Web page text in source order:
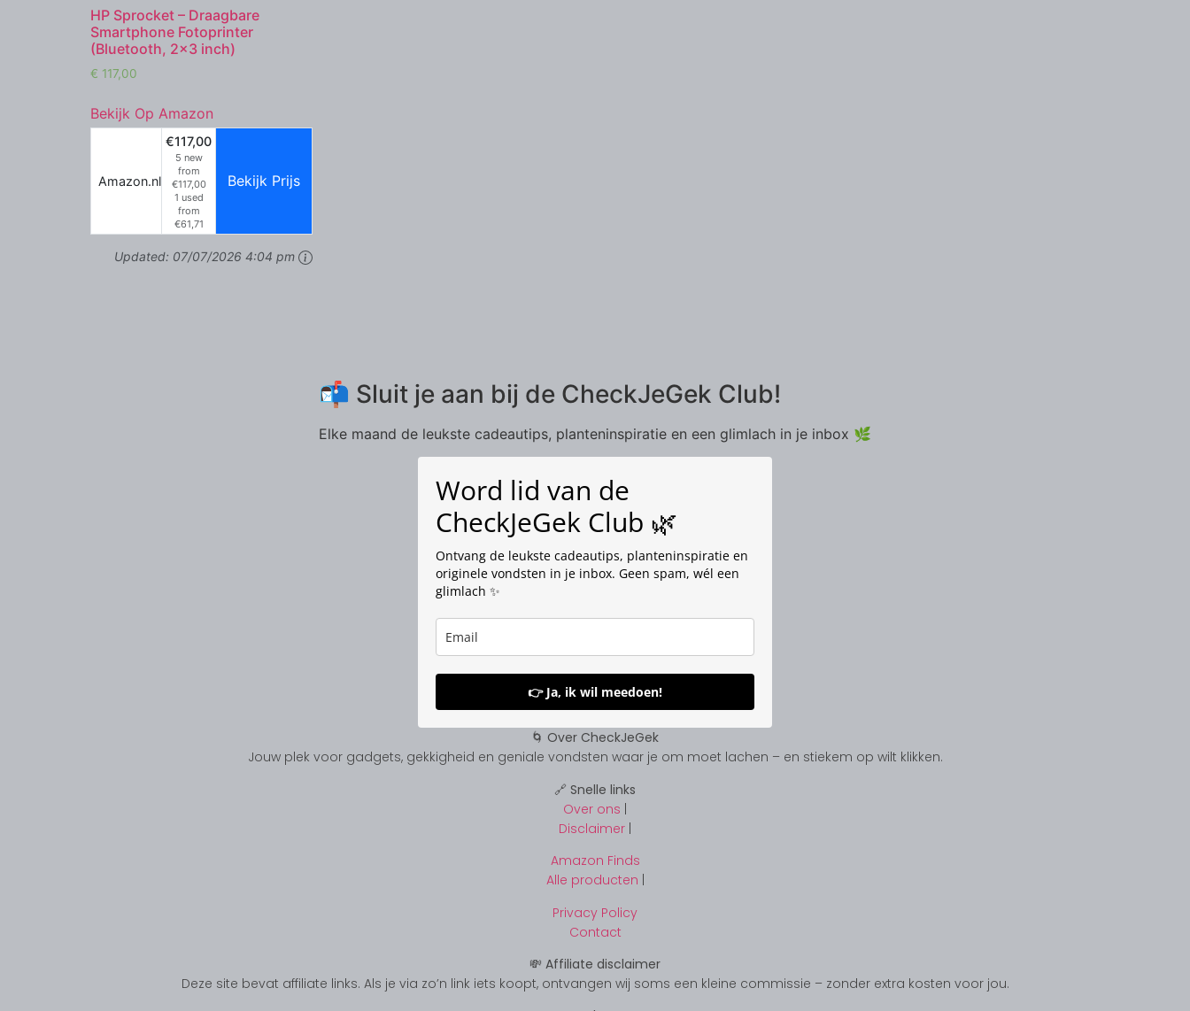
HP Sprocket – Draagbare
Smartphone Fotoprinter
(Bluetooth, 2×3 inch)
€ 117,00
Bekijk Op Amazon
Amazon.nl
€117,00
5 new
from
€117,00
1 used
from
€61,71
Bekijk Prijs
Updated: 07/07/2026 4:04 pm
📬 Sluit je aan bij de CheckJeGek Club!
Elke maand de leukste cadeautips, planteninspiratie en een glimlach in je inbox 🌿
Word lid van de
CheckJeGek Club 🌿
Ontvang de leukste cadeautips, planteninspiratie en
originele vondsten in je inbox. Geen spam, wél een
glimlach ✨
👉 Ja, ik wil meedoen!
🌀 Over CheckJeGek
Jouw plek voor gadgets, gekkigheid en geniale vondsten waar je om moet lachen – en stiekem op wilt klikken.
🔗 Snelle links
Over ons |
Disclaimer |
Amazon Finds
Alle producten
Privacy Policy
Contact
💸 Affiliate disclaimer
Deze site bevat affiliate links. Als je via zo’n link iets koopt, ontvangen wij soms een kleine commissie – zonder extra kosten voor jou.